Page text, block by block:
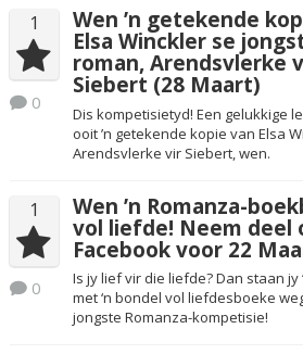
1
0
Wen ’n getekende
Elsa Winckler se
roman, Arendsvlerke
Siebert (28 Maart)
Dis kompetisietyd! Een gelukkige
ooit ’n getekende kopie van Elsa
Arendsvlerke vir Siebert, wen.
1
0
Wen ’n Romanza-
vol liefde! Neem deel
Facebook voor 22
Is jy lief vir die liefde? Dan staan jy
met ‘n bondel vol liefdesboeke
jongste Romanza-kompetisie!